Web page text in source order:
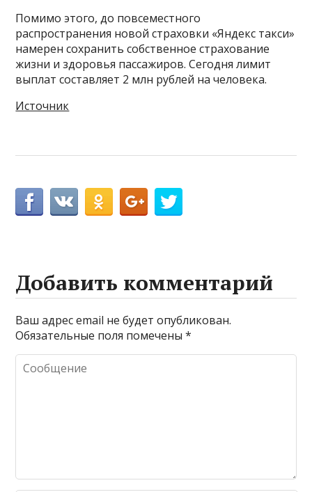
Помимо этого, до повсеместного
распространения новой страховки «Яндекс такси»
намерен сохранить собственное страхование
жизни и здоровья пассажиров. Сегодня лимит
выплат составляет 2 млн рублей на человека.
Источник
Добавить комментарий
Ваш адрес email не будет опубликован.
Обязательные поля помечены*